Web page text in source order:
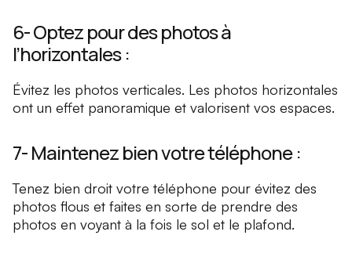
6- Optez pour des photos à
l’horizontales :
Évitez les photos verticales. Les photos horizontales
ont un effet panoramique et valorisent vos espaces.
7- Maintenez bien votre téléphone :
Tenez bien droit votre téléphone pour évitez des
photos flous et faites en sorte de prendre des
photos en voyant à la fois le sol et le plafond.